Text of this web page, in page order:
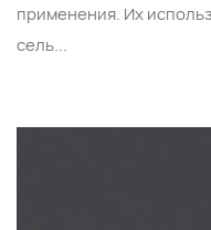
применения. Их
сель...